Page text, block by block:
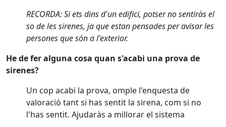
RECORDA: Si ets dins d'un edifici, potser no sentiràs el
so de les sirenes, ja que estan pensades per avisar les
persones que són a l'exterior.
He de fer alguna cosa quan s'acabi una prova de
sirenes?
Un cop acabi la prova, omple l'enquesta de
valoració tant si has sentit la sirena, com si no
l'has sentit. Ajudaràs a millorar el sistema